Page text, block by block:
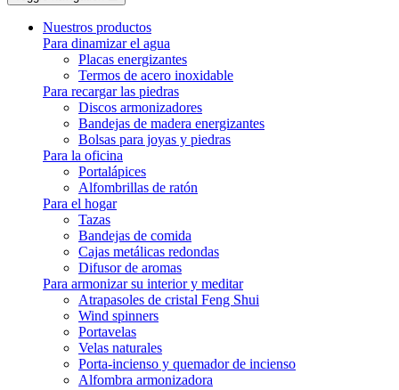
Nuestros productos
Para dinamizar el agua
Placas energizantes
Termos de acero inoxidable
Para recargar las piedras
Discos armonizadores
Bandejas de madera energizantes
Bolsas para joyas y piedras
Para la oficina
Portalápices
Alfombrillas de ratón
Para el hogar
Tazas
Bandejas de comida
Cajas metálicas redondas
Difusor de aromas
Para armonizar su interior y meditar
Atrapasoles de cristal Feng Shui
Wind spinners
Portavelas
Velas naturales
Porta-incienso y quemador de incienso
Alfombra armonizadora